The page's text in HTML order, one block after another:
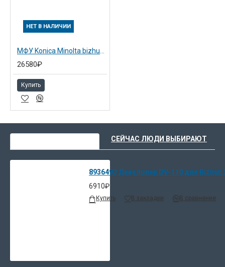
НЕТ В НАЛИЧИИ
26580₽
Купить
СЕЙЧАС ЛЮДИ ВЫБИРАЮТ
8936493 Девелопер DV-110 для Bizhub
6910₽
Купить В закладки В сравнение